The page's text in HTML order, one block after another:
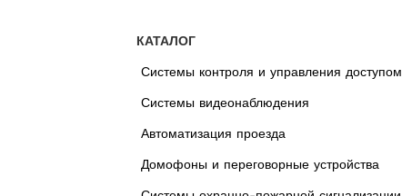
КАТАЛОГ
Системы контроля и управления доступом
Системы видеонаблюдения
Автоматизация проезда
Домофоны и переговорные устройства